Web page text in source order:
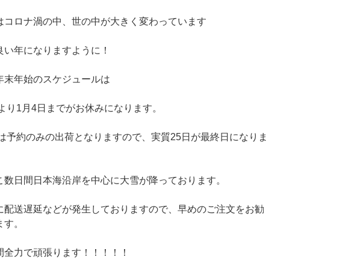
コロナ渦の中、世の中が大きく変わっています
い年になりますように！
末年始のスケジュールは
り1月4日までがお休みになります。
予約のみの出荷となりますので、実質25日が最終日になりま
数日間日本海沿岸を中心に大雪が降っております。
配送遅延などが発生しておりますので、早めのご注文をお勧
。
全力で頑張ります！！！！！